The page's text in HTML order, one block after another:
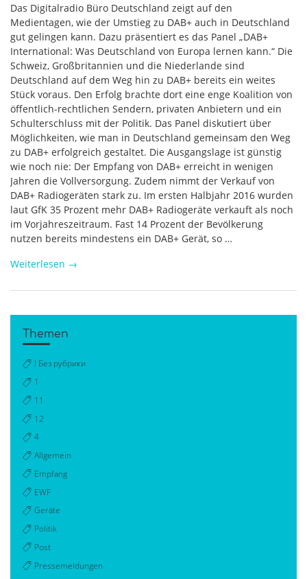
Das Digitalradio Büro Deutschland zeigt auf den
Medientagen, wie der Umstieg zu DAB+ auch in Deutschland
gut gelingen kann. Dazu präsentiert es das Panel „DAB+
International: Was Deutschland von Europa lernen kann.“ Die
Schweiz, Großbritannien und die Niederlande sind
Deutschland auf dem Weg hin zu DAB+ bereits ein weites
Stück voraus. Den Erfolg brachte dort eine enge Koalition von
öffentlich-rechtlichen Sendern, privaten Anbietern und ein
Schulterschluss mit der Politik. Das Panel diskutiert über
Möglichkeiten, wie man in Deutschland gemeinsam den Weg
zu DAB+ erfolgreich gestaltet. Die Ausgangslage ist günstig
wie noch nie: Der Empfang von DAB+ erreicht in wenigen
Jahren die Vollversorgung. Zudem nimmt der Verkauf von
DAB+ Radiogeräten stark zu. Im ersten Halbjahr 2016 wurden
laut GfK 35 Prozent mehr DAB+ Radiogeräte verkauft als noch
im Vorjahreszeitraum. Fast 14 Prozent der Bevölkerung
nutzen bereits mindestens ein DAB+ Gerät, so …
Weiterlesen →
Themen
! Без рубрики
1
11
12
4
Allgemein
Empfang
EWF
Geräte
Politik
Post
Pressemeldungen